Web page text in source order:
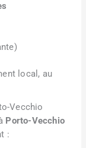
local, au
Vecchio
Porto-Vecchio
: